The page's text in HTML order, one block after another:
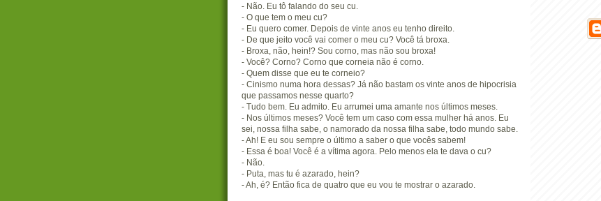
- Não. Eu tô falando do seu cu.
- O que tem o meu cu?
- Eu quero comer. Depois de vinte anos eu tenho direito.
- De que jeito você vai comer o meu cu? Você tá broxa.
- Broxa, não, hein!? Sou corno, mas não sou broxa!
- Você? Corno? Corno que corneia não é corno.
- Quem disse que eu te corneio?
- Cinismo numa hora dessas? Já não bastam os vinte anos de hipocrisia
que passamos nesse quarto?
- Tudo bem. Eu admito. Eu arrumei uma amante nos últimos meses.
- Nos últimos meses? Você tem um caso com essa mulher há anos. Eu
sei, nossa filha sabe, o namorado da nossa filha sabe, todo mundo sabe.
- Ah! E eu sou sempre o último a saber o que vocês sabem!
- Essa é boa! Você é a vítima agora. Pelo menos ela te dava o cu?
- Não.
- Puta, mas tu é azarado, hein?
- Ah, é? Então fica de quatro que eu vou te mostrar o azarado.